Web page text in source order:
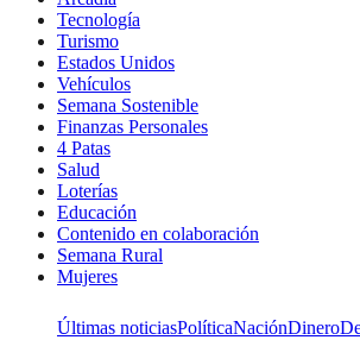
Tecnología
Turismo
Estados Unidos
Vehículos
Semana Sostenible
Finanzas Personales
4 Patas
Salud
Loterías
Educación
Contenido en colaboración
Semana Rural
Mujeres
Últimas noticiasPolíticaNaciónDinero